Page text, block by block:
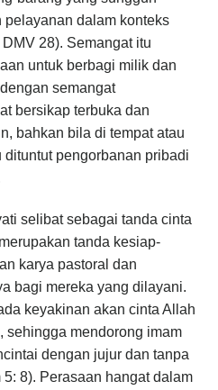
dalam konteks
28). Semangat itu
untuk berbagi milik dan
semangat
bersikap terbuka dan
bahkan bila di tempat atau
pengorbanan pribadi
selibat sebagai tanda cinta
tanda kesiap-
karya pastoral dan
bagi mereka yang dilayani.
keyakinan akan cinta Allah
sehingga mendorong imam
dengan jujur dan tanpa
8). Perasaan hangat dalam